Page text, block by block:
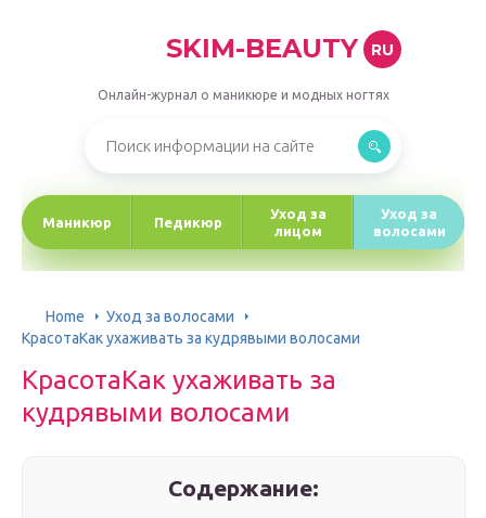
SKIM-BEAUTY RU
Онлайн-журнал о маникюре и модных ногтях
Маникюр Педикюр
Уход за
лицом
Уход за
волосами
Home
Уход за волосами
КрасотаКак ухаживать за кудрявыми волосами
КрасотаКак ухаживать за
кудрявыми волосами
Содержание: